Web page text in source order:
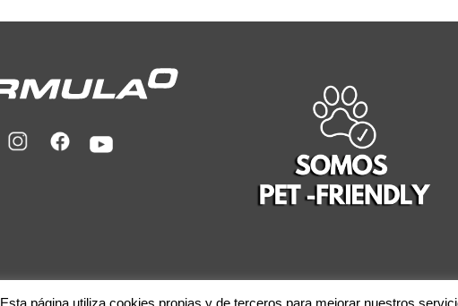
Esta página utiliza cookies propias y de terceros para mejorar nuestros